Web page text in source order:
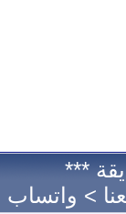
***
> واتساب